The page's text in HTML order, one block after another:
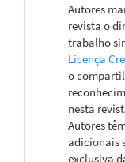
Autores
revista o
trabalho
Licença
o
nesta
Autores
adicionais
exclusiva